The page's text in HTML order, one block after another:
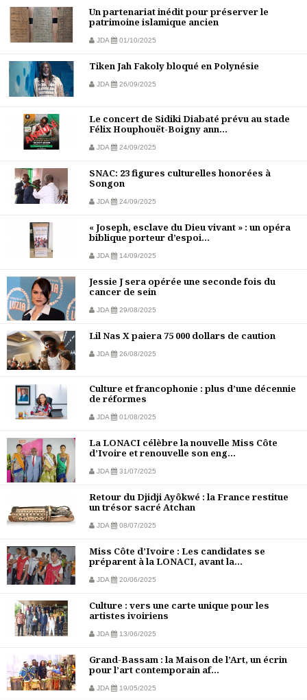
Un partenariat inédit pour préserver le
patrimoine islamique ancien
JDA 01/10/2025
Tiken Jah Fakoly bloqué en Polynésie
JDA 26/09/2025
Le concert de Sidiki Diabaté prévu au stade
Félix Houphouët-Boigny ann...
JDA 24/09/2025
SNAC: 23 figures culturelles honorées à
Songon
JDA 24/09/2025
« Joseph, esclave du Dieu vivant » : un opéra
biblique porteur d’espoi...
JDA 14/09/2025
Jessie J sera opérée une seconde fois du
cancer de sein
JDA 29/08/2025
Lil Nas X paiera 75 000 dollars de caution
JDA 26/08/2025
Culture et francophonie : plus d’une décennie
de réformes
JDA 01/08/2025
La LONACI célèbre la nouvelle Miss Côte
d’Ivoire et renouvelle son eng...
JDA 31/07/2025
Retour du Djidji Ayôkwé : la France restitue
un trésor sacré Atchan
JDA 08/07/2025
Miss Côte d’Ivoire : Les candidates se
préparent à la LONACI, avant la...
JDA 20/06/2025
Culture : vers une carte unique pour les
artistes ivoiriens
JDA 13/06/2025
Grand-Bassam : la Maison de l’Art, un écrin
pour l’art contemporain af...
JDA 19/05/2025